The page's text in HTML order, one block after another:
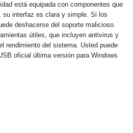
está equipada con componentes que
su interfaz es clara y simple. Si los
deshacerse del soporte malicioso.
útiles, que incluyen antivirus y
rendimiento del sistema. Usted puede
oficial última versión para Windows